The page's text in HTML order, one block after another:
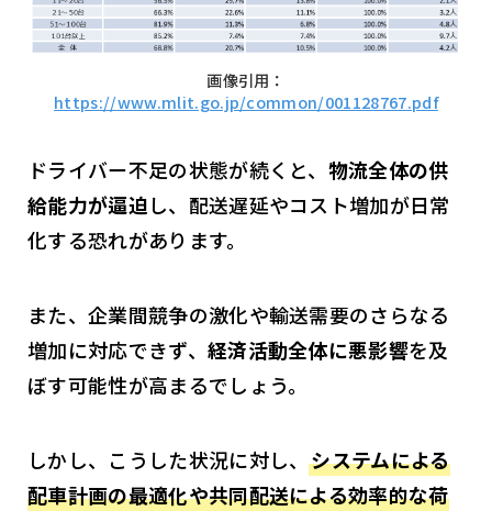
画像引用：
https://www.mlit.go.jp/common/001128767.pdf
ドライバー不足の状態が続くと、 物流全体の供
給能力が逼迫し、配送遅延やコスト増加が日常
化する恐れがあります。
また、企業間競争の激化や輸送需要のさらなる
増加に対応できず、 経済活動全体に悪影響を及
ぼす可能性が高まるでしょう。
しかし、こうした状況に対し、システムによる
配車計画の最適化や共同配送による効率的な荷